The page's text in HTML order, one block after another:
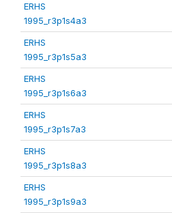
ERHS
1995_r3p1s4a3
ERHS
1995_r3p1s5a3
ERHS
1995_r3p1s6a3
ERHS
1995_r3p1s7a3
ERHS
1995_r3p1s8a3
ERHS
1995_r3p1s9a3